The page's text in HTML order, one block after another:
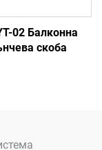
02 Балконна
скоба